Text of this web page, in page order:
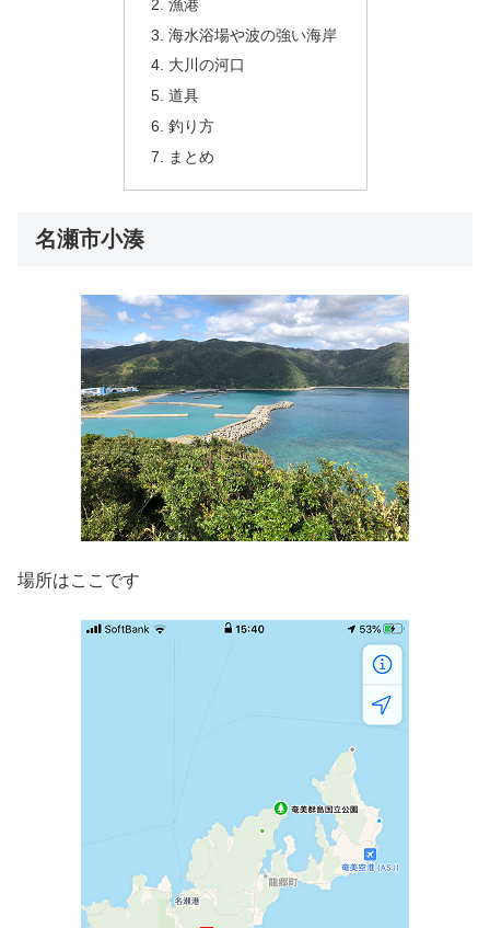
漁港
海水浴場や波の強い海岸
大川の河口
道具
釣り方
まとめ
名瀬市小湊
場所はここです